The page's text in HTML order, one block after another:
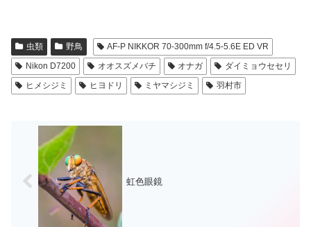
虫類 野鳥
AF-P NIKKOR 70-300mm f/4.5-5.6E ED VR
Nikon D7200
オオスズメバチ オナガ
ダイミョウセセリ
ヒメシジミ
ヒヨドリ ミヤマシジミ 羽村市
虹色眼鏡